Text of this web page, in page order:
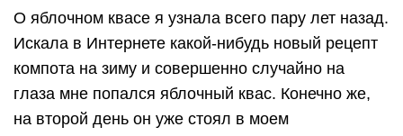
О яблочном квасе я узнала всего пару лет назад.
Искала в Интернете какой-нибудь новый рецепт
компота на зиму и совершенно случайно на
глаза мне попался яблочный квас. Конечно же,
на второй день он уже стоял в моем